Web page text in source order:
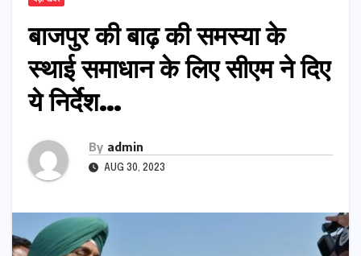
बाजपुर की बाढ़ की समस्या के
स्थाई समाधान के लिए सीएम ने दिए
ये निर्देश…
By admin
AUG 30, 2023